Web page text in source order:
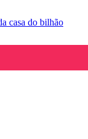
casa do bilhão